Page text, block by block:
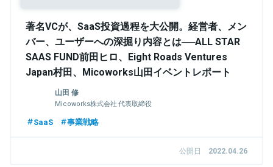
著名VCが、SaaS投資過程を大公開。経営者、メン
バー、ユーザーへの深掘り内容とは──ALL STAR
SAAS FUND前田ヒロ、Eight Roads Ventures
Japan村田、Micoworks山田イベントレポート
山田 修
Micoworks株式会社 代表取締役
SaaS 事業戦略
公開日 2022.04.26